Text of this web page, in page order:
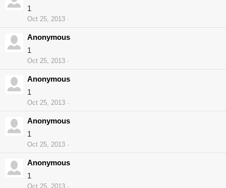
1
Oct 25, 2013
Anonymous
1
Oct 25, 2013
Anonymous
1
Oct 25, 2013
Anonymous
1
Oct 25, 2013
Anonymous
1
Oct 25, 2013